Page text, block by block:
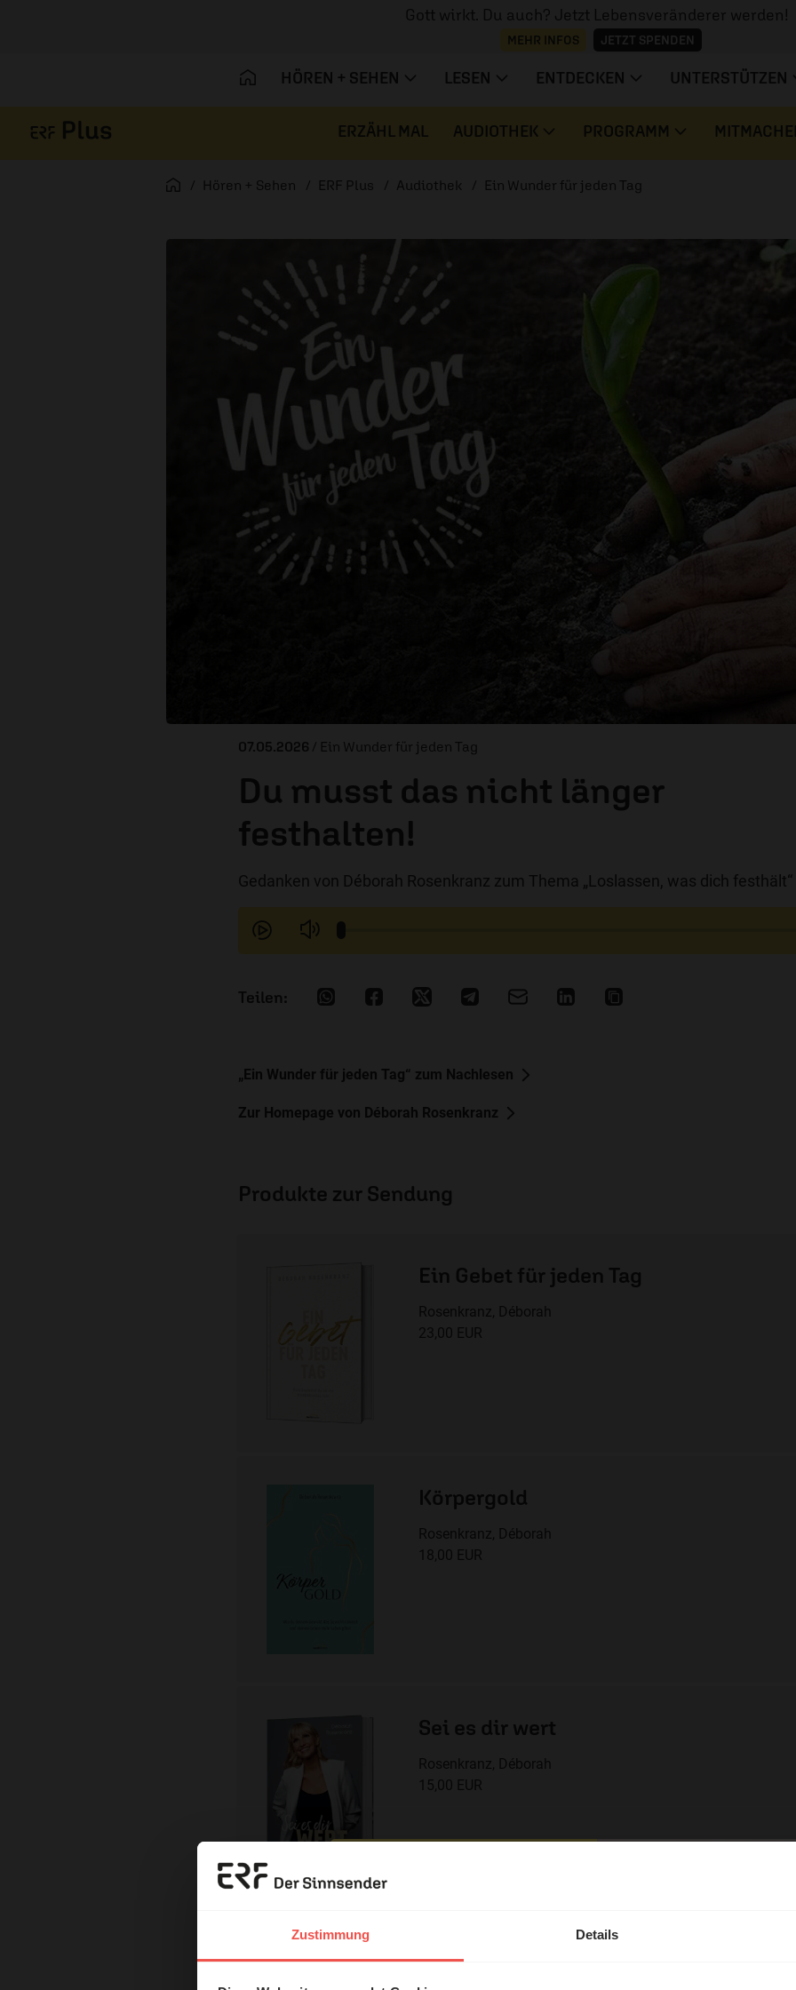
Zustimmung Details
Gott wirkt. Du auch? Jetzt Lebensveränderer werden!
MEHR INFOS JETZT SPENDEN
HÖREN + SEHEN LESEN ENTDECKEN UNTERSTÜTZEN
ERZÄHL MAL AUDIOTHEK PROGRAMM
Startseite
Hören + Sehen ERF Plus Audiothek Ein Wunder für jeden Tag
07.05.2026 / Ein Wunder für jeden Tag
Du musst das nicht länger
festhalten!
Gedanken von Déborah Rosenkranz zum Thema „Loslassen, was dich festhält“
„Ein Wunder für jeden Tag“ zum Nachlesen
Zur Homepage von Déborah Rosenkranz
Produkte zur Sendung
Ein Gebet für jeden Tag
Rosenkranz, Déborah
23,00 EUR
Körpergold
Rosenkranz, Déborah
18,00 EUR
Sei es dir wert
Rosenkranz, Déborah
15,00 EUR
Rosenkranz, Déborah
Erzähl mal!
Das erleben unsere Hörerinnen
und Hörer mit Gott ...